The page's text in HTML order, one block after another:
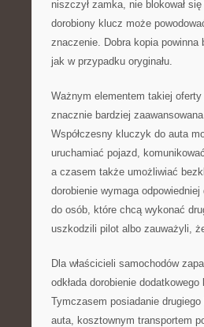
niszczył zamka, nie blokował
dorobiony klucz może
znaczenie. Dobra kopia
jak w przypadku oryginału.
Ważnym elementem takiej
znacznie bardziej
Współczesny kluczyk do auta
uruchamiać pojazd,
a czasem także umożliwiać
dorobienie wymaga
do osób, które chcą wykonać
uszkodzili pilot albo zauważyli,
Dla właścicieli samochodów
odkłada dorobienie
Tymczasem posiadanie
auta, kosztownym transportem